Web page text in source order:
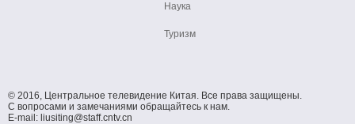
Наука
Туризм
© 2016, Центральное телевидение Китая. Все права защищены.
С вопросами и замечаниями обращайтесь к нам.
E-mail: liusiting@staff.cntv.cn